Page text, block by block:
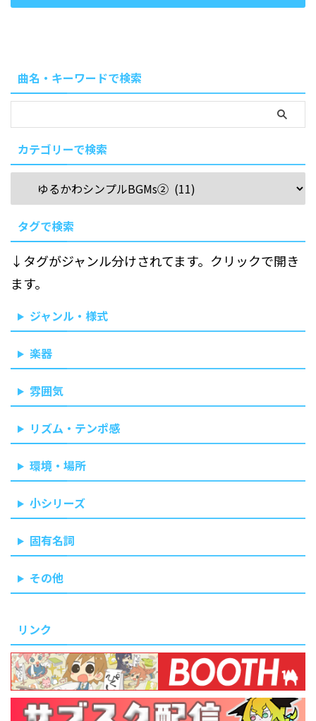
曲名・キーワードで検索
カテゴリーで検索
タグで検索
↓タグがジャンル分けされてます。クリックで開き
ます。
ジャンル・様式
楽器
雰囲気
リズム・テンポ感
環境・場所
小シリーズ
固有名詞
その他
リンク